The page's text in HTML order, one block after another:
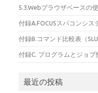
5.3.Webブラウザベースの
付録A.FOCUSスパコンシ
付録B.コマンド比較表（
付録C. プログラムとジョ
最近の投稿